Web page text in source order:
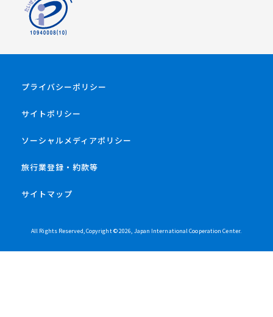
プライバシーポリシー
サイトポリシー
ソーシャルメディアポリシー
旅行業登録・約款等
サイトマップ
All Rights Reserved, Copyright ©2026, Japan International Cooperation Center.